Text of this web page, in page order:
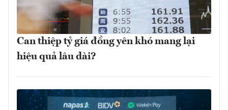
Can thiệp tỷ giá đồng yên khó mang lại
hiệu quả lâu dài?